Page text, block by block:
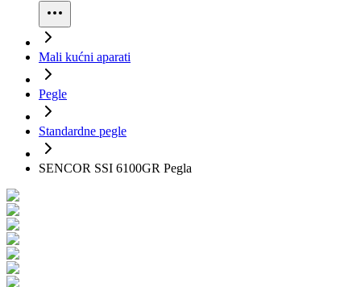
Mali kućni aparati
Pegle
Standardne pegle
SENCOR SSI 6100GR Pegla